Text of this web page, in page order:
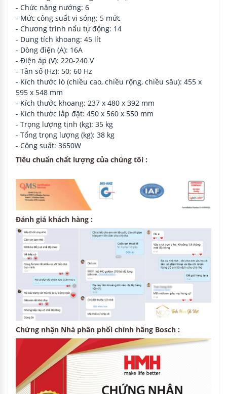
- Chức năng nướng: 6
- Mức công suất vi sóng: 5 mức
- Chương trình nấu tự động: 14
- Dung tích khoang: 45 lít
- Dòng điện (A): 16A
- Điện áp (V): 220-240 V
- Tần số (Hz): 50; 60 Hz
- Kích thước lò (chiều cao, chiều rộng, chiều sâu): 455 x
595 x 548 mm
- Kích thước khoang: 237 x 480 x 392 mm
- Kích thước lắp đặt: 450 x 560 x 550 mm
- Trọng lượng tịnh (kg): 35 kg
- Tổng trọng lượng (kg): 38 kg
- Công suất: 3650W
Tiêu chuẩn chất lượng của chúng tôi :
Đánh giá khách hàng :
Chứng nhận Nhà phân phối chính hãng Bosch :